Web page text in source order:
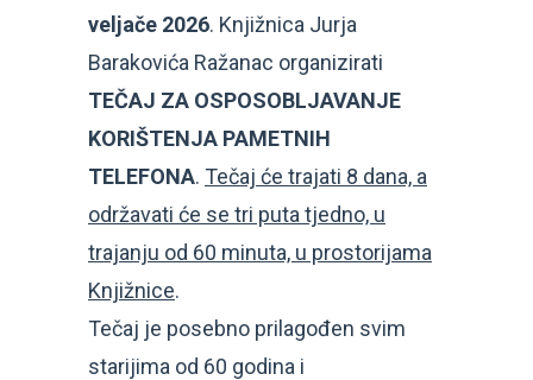
veljače 2026. Knjižnica Jurja
Barakovića Ražanac organizirati
TEČAJ ZA OSPOSOBLJAVANJE
KORIŠTENJA PAMETNIH
TELEFONA. Tečaj će trajati 8 dana, a
održavati će se tri puta tjedno, u
trajanju od 60 minuta, u prostorijama
Knjižnice.
Tečaj je posebno prilagođen svim
starijima od 60 godina i